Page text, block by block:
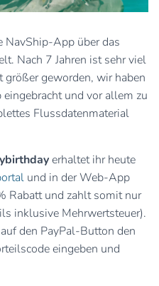
App über das
Nach 7 Jahren ist sehr viel
größer geworden, wir haben
und vor allem zu
Flussdatenmaterial
erhaltet ihr heute
und in der Web-App
Rabatt und zahlt somit nur
inklusive Mehrwertsteuer).
den PayPal-Button den
eingeben und